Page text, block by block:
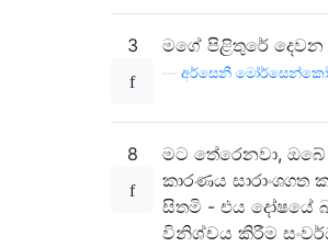
3 මගේ පිළිතුරේ
අර්සෙනී මෝර්සෙන්කෝ
8
මට තේරෙනවා,
කාරණය සාරාංශගත
සිතමි - එය දෝෂයේ
විනිශ්චය කිරීම